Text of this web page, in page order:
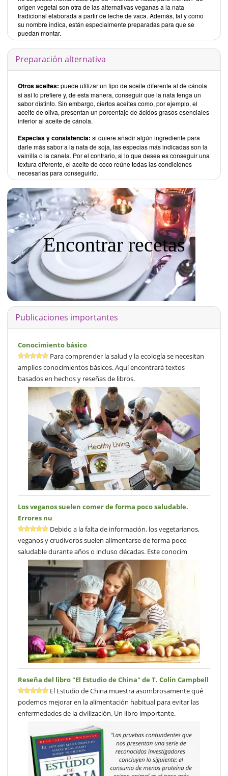
origen vegetal son otra de las alternativas veganas a la nata
tradicional elaborada a partir de leche de vaca. Además, tal y como
su nombre indica, están especialmente preparadas para que se
puedan montar.
Preparación alternativa
Otros aceites: puede utilizar un tipo de aceite diferente al de cánola
si así lo prefiere y, de esta manera, conseguir que la nata tenga un
sabor distinto. Sin embargo, ciertos aceites como, por ejemplo, el
aceite de oliva, presentan un porcentaje de ácidos grasos esenciales
inferior al aceite de cánola.
Especias y consistencia: si quiere añadir algún ingrediente para
darle más sabor a la nata de soja, las especias más indicadas son la
vainilla o la canela. Por el contrario, si lo que desea es conseguir una
textura diferente, el aceite de coco reúne todas las condiciones
necesarias para conseguirlo.
Encontrar recetas
Publicaciones importantes
Conocimiento básico
Para comprender la salud y la ecología se necesitan
amplios conocimientos básicos. Aquí encontrará textos
basados en hechos y reseñas de libros.
Los veganos suelen comer de forma poco saludable.
Errores nu
Debido a la falta de información, los vegetarianos,
veganos y crudívoros suelen alimentarse de forma poco
saludable durante años o incluso décadas. Este conocim
Reseña del libro "El Estudio de China" de T. Colin Campbell
El Estudio de China muestra asombrosamente qué
podemos mejorar en la alimentación habitual para evitar las
enfermedades de la civilización. Un libro importante.